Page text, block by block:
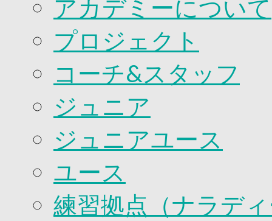
アカデミーについて
プロジェクト
コーチ&スタッフ
ジュニア
ジュニアユース
ユース
練習拠点（ナラデ